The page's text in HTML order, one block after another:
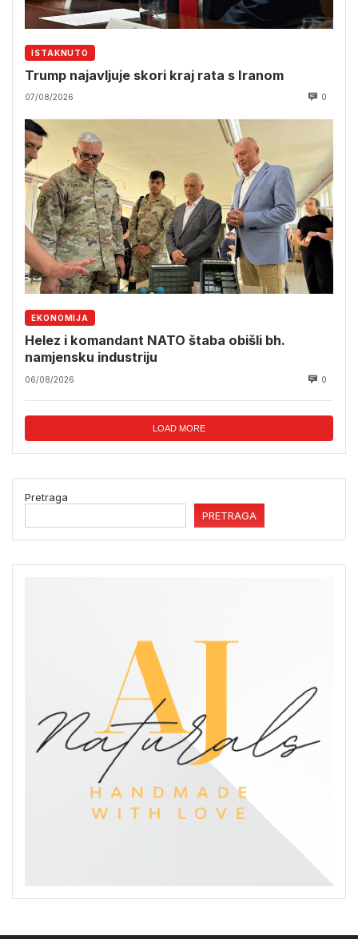
ISTAKNUTO
Trump najavljuje skori kraj rata s Iranom
07/08/2026 0
EKONOMIJA
Helez i komandant NATO štaba obišli bh.
namjensku industriju
06/08/2026 0
LOAD MORE
Pretraga
PRETRAGA